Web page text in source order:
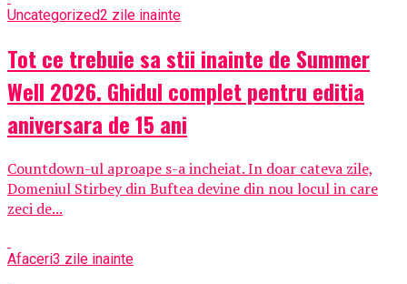
Uncategorized2 zile inainte
Tot ce trebuie sa stii inainte de Summer
Well 2026. Ghidul complet pentru editia
aniversara de 15 ani
Countdown-ul aproape s-a incheiat. In doar cateva zile,
Domeniul Stirbey din Buftea devine din nou locul in care
zeci de...
Afaceri3 zile inainte